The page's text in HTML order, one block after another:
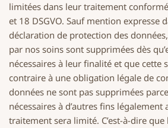
limitées dans leur traitement
et 18 DSGVO. Sauf mention expresse
déclaration de protection des
par nos soins sont supprimées dès
nécessaires à leur finalité et que cette
contraire à une obligation légale de
données ne sont pas supprimées
nécessaires à d’autres fins légalement
traitement sera limité. C’est-à-dire